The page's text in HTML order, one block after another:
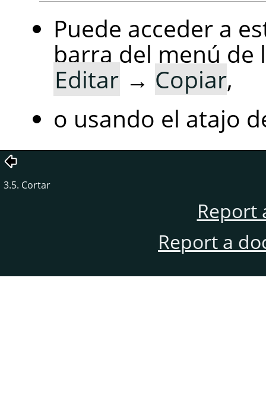
Puede acceder a
barra del menú de
Editar → Copiar,
o usando el atajo
3.5. Cortar
Report
Report a